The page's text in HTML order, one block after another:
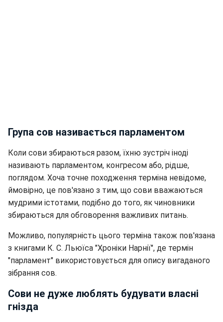
Група сов називається парламентом
Коли сови збираються разом, їхню зустріч іноді
називають парламентом, конгресом або, рідше,
поглядом. Хоча точне походження терміна невідоме,
ймовірно, це пов'язано з тим, що сови вважаються
мудрими істотами, подібно до того, як чиновники
збираються для обговорення важливих питань.
Можливо, популярність цього терміна також пов'язана
з книгами К. С. Льюїса "Хроніки Нарнії", де термін
"парламент" використовується для опису вигаданого
зібрання сов.
Сови не дуже люблять будувати власні
гнізда